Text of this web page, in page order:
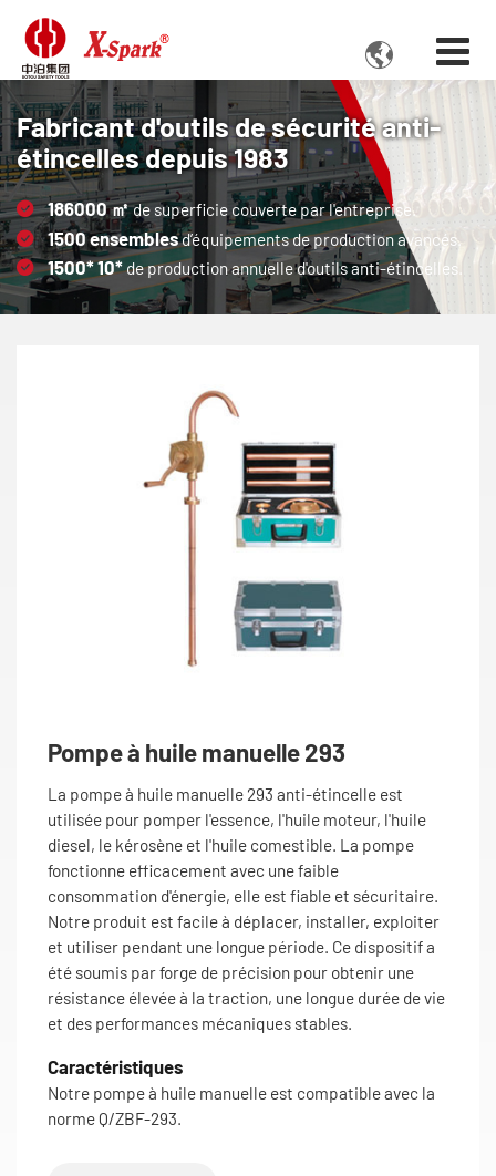

Fabricant d'outils de sécurité anti-
étincelles depuis 1983
186000㎡de superficie couverte par l'entreprise.
1500ensemblesd’équipements de production avancés.
1500*10*de production annuelle d'outils anti-étincelles.
Pompe à huile manuelle 293
La pompe à huile manuelle 293 anti-étincelle est
utilisée pour pomper l'essence, l'huile moteur, l'huile
diesel, le kérosène et l'huile comestible. La pompe
fonctionne efficacement avec une faible
consommation d'énergie, elle est fiable et sécuritaire.
Notre produit est facile à déplacer, installer, exploiter
et utiliser pendant une longue période. Ce dispositif a
été soumis par forge de précision pour obtenir une
résistance élevée à la traction, une longue durée de vie
et des performances mécaniques stables.
Caractéristiques
Notre pompe à huile manuelle est compatible avec la
norme Q/ZBF-293.